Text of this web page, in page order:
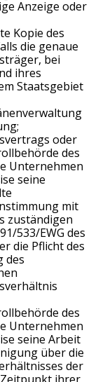
Anzeige oder
Kopie des
die genaue
bei
ihres
Staatsgebiet
oder
des
Unternehmen
seine
mit
zuständigen
533/EWG des
die Pflicht des
des
des
Unternehmen
seine Arbeit
über die
der